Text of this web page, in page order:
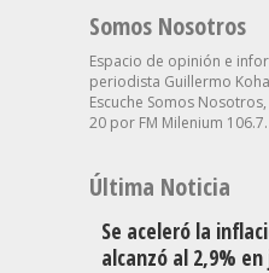
Somos Nosotros
Espacio de opinión e
periodista Guillermo
Escuche Somos
20 por FM Milenium 106.7.
Última Noticia
Se aceleró la
alcanzó al 2,9%